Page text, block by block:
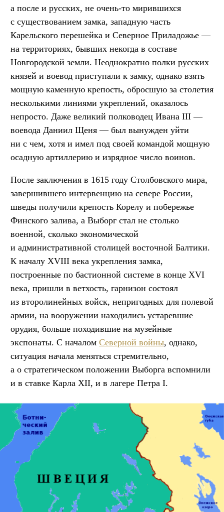
а после и русских, не очень-то мирившихся
с существованием замка, западную часть
Карельского перешейка и Северное Приладожье —
на территориях, бывших некогда в составе
Новгородской земли. Неоднократно полки русских
князей и воевод приступали к замку, однако взять
мощную каменную крепость, обросшую за столетия
несколькими линиями укреплений, оказалось
непросто. Даже великий полководец Ивана III —
воевода Даниил Щеня — был вынужден уйти
ни с чем, хотя и имел под своей командой мощную
осадную артиллерию и изрядное число воинов.
После заключения в 1615 году Столбовского мира,
завершившего интервенцию на севере России,
шведы получили крепость Корелу и побережье
Финского залива, а Выборг стал не столько
военной, сколько экономической
и административной столицей восточной Балтики.
К началу XVIII века укрепления замка,
построенные по бастионной системе в конце XVI
века, пришли в ветхость, гарнизон состоял
из второлинейных войск, непригодных для полевой
армии, на вооружении находились устаревшие
орудия, больше походившие на музейные
экспонаты. С началом Северной войны, однако,
ситуация начала меняться стремительно,
а о стратегическом положении Выборга вспомнили
и в ставке Карла XII, и в лагере Петра I.